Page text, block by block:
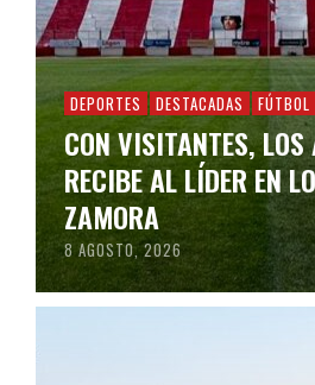
DEPORTES DESTACADAS FÚTBOL
CON VISITANTES, LOS
RECIBE AL LÍDER EN
ZAMORA
8 AGOSTO, 2026